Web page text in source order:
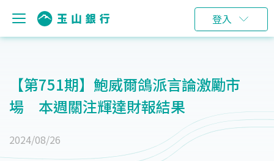
登入
【第751期】鮑威爾鴿派言論激勵市
場 本週關注輝達財報結果
2024/08/26